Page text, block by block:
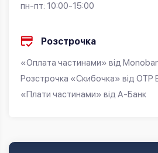
пн-пт: 10:00-15:00
Розстрочка
«Оплата частинами» від
Розстрочка «Скибочка» від OTP
«Плати частинами» від А-Банк